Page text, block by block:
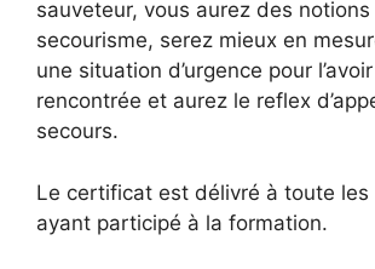
sauveteur, vous aurez des notions
secourisme, serez mieux en
une situation d’urgence pour
rencontrée et aurez le reflex
secours.
Le certificat est délivré à toute les
ayant participé à la formation.